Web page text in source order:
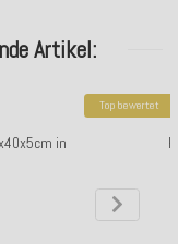
Artikel:
in
Top bewertet